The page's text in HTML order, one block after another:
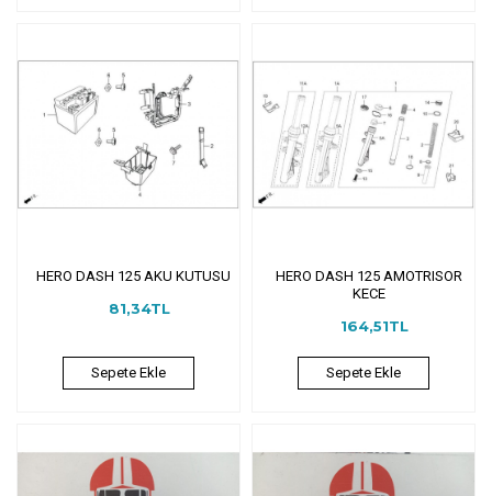
HERO DASH 125 AKU KUTUSU
81,34TL
Sepete Ekle
HERO DASH 125 AMOTRISOR
KECE
164,51TL
Sepete Ekle